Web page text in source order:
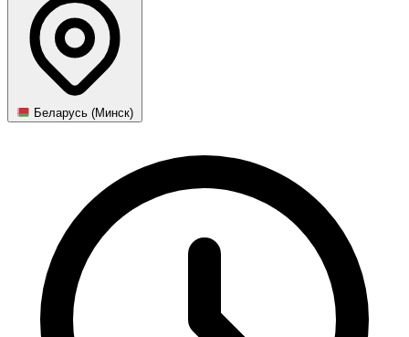
Беларусь (Минск)